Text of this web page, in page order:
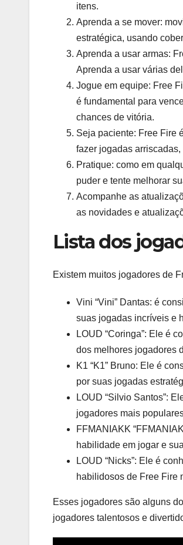
itens.
Aprenda a se mover:
estratégica, usando
Aprenda a usar armas:
Aprenda a usar várias
Jogue em equipe: Free
é fundamental para
chances de vitória.
Seja paciente: Free Fire
fazer jogadas
Pratique: como em
puder e tente melhorar
Acompanhe as
as novidades e
Lista dos
Existem muitos jogadores de
Vini “Vini” Dantas: é
suas jogadas incríveis e
LOUD “Coringa”: Ele é
dos melhores jogadores
K1 “K1” Bruno: Ele é
por suas jogadas
LOUD “Silvio Santos”:
jogadores mais
FFMANIAKK
habilidade em jogar e
LOUD “Nicks”: Ele é
habilidosos de Free Fire
Esses jogadores são alguns
jogadores talentosos e